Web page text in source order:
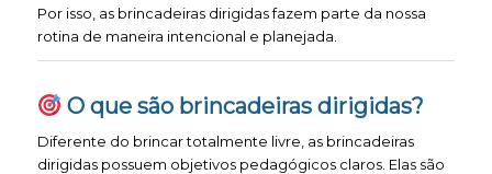
Por isso, as brincadeiras dirigidas fazem parte da nossa
rotina de maneira intencional e planejada.
O que são brincadeiras dirigidas?
Diferente do brincar totalmente livre, as brincadeiras
dirigidas possuem objetivos pedagógicos claros. Elas são